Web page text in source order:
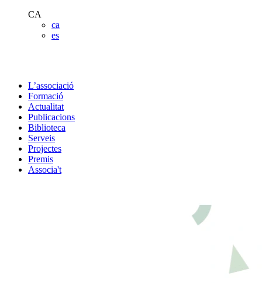
CA
ca
es
L’associació
Formació
Actualitat
Publicacions
Biblioteca
Serveis
Projectes
Premis
Associa't